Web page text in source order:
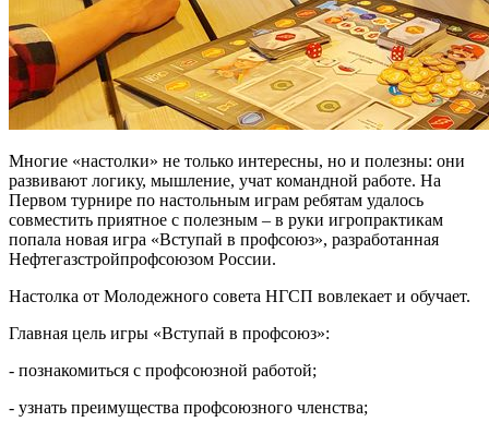
Многие «настолки» не только интересны, но и полезны: они
развивают логику, мышление, учат командной работе. На
Первом турнире по настольным играм ребятам удалось
совместить приятное с полезным – в руки игропрактикам
попала новая игра «Вступай в профсоюз», разработанная
Нефтегазстройпрофсоюзом России.
Настолка от Молодежного совета НГСП вовлекает и обучает.
Главная цель игры «Вступай в профсоюз»:
- познакомиться с профсоюзной работой;
- узнать преимущества профсоюзного членства;